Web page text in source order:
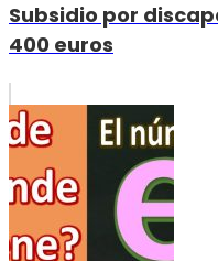
Subsidio por
400 euros